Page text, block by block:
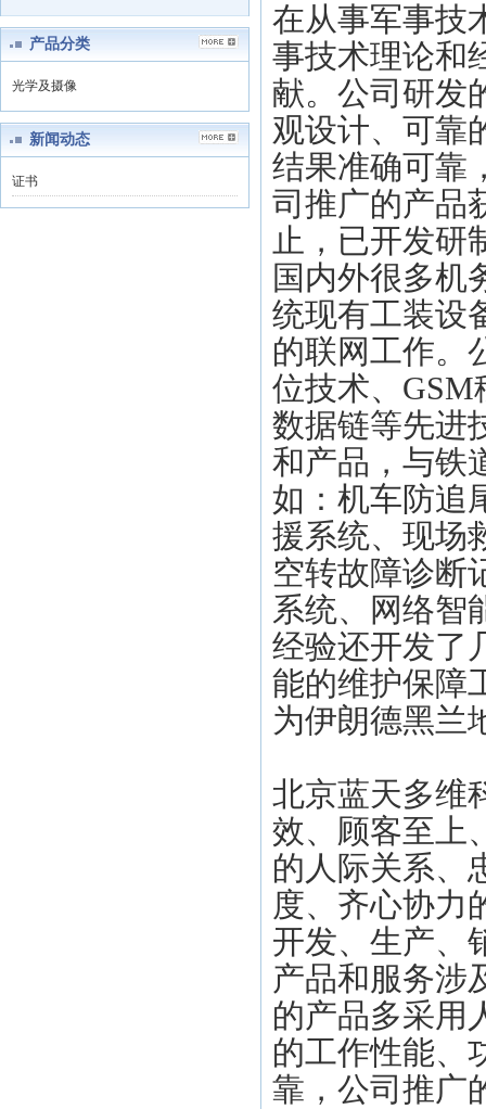
产品分类
光学及摄像
新闻动态
证书
在从事军事技
事技术理论和
献。公司研发
观设计、可靠
结果准确可靠
司推广的产品
止，已开发研
国内外很多机
统现有工装设
的联网工作。
位技术、
数据链等先进
和产品，与铁
如：机车防追
援系统、现场
空转故障诊断
系统、网络智
经验还开发了
能的维护保障
为伊朗德黑兰
北京蓝天多维
效、顾客至上
的人际关系、
度、齐心协力
开发、生产、
产品和服务涉
的产品多采用
的工作性能、
靠，公司推广